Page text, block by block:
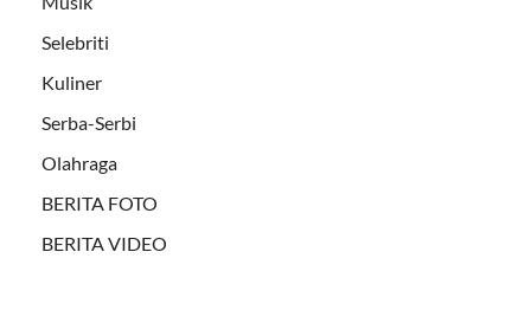
Selebriti
Kuliner
Serba-Serbi
Olahraga
BERITA FOTO
BERITA VIDEO